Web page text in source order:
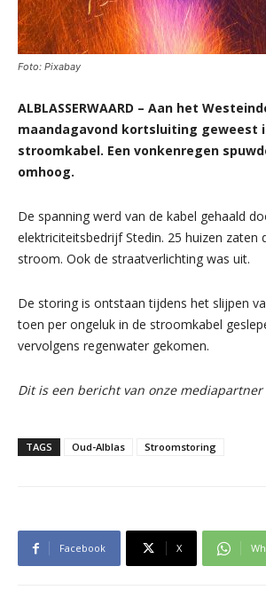
Foto: Pixabay
ALBLASSERWAARD – Aan het
maandagavond kortsluiting geweest
stroomkabel. Een vonkenregen
omhoog.
De spanning werd van de kabel gehaald
elektriciteitsbedrijf Stedin. 25 huizen zaten
stroom. Ook de straatverlichting was uit.
De storing is ontstaan tijdens het slijpen
toen per ongeluk in de stroomkabel
vervolgens regenwater gekomen.
Dit is een bericht van onze mediapartner
TAGS Oud-Alblas Stroomstoring
Facebook X